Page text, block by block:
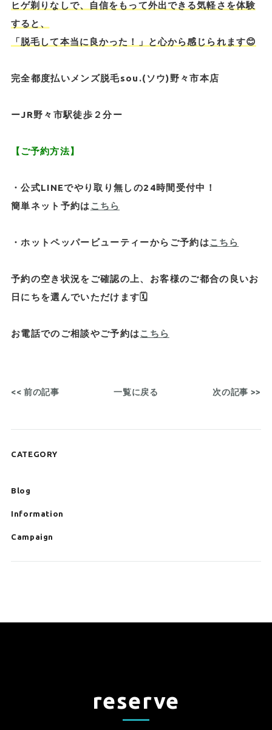
ヒゲ剃りなしで、自信をもって外出できる気軽さを体験
すると、
「脱毛して本当に良かった！」と心から感じられます😊
完全都度払いメンズ脱毛sou.(ソウ)野々市本店
ーJR野々市駅徒歩２分ー
【ご予約方法】
・公式LINEでやり取り無しの24時間受付中！
簡単ネット予約はこちら
・ホットペッパービューティーからご予約はこちら
予約の空き状況をご確認の上、お客様のご都合の良いお
日にちを選んでいただけます🗓️
お電話でのご相談やご予約はこちら
<< 前の記事 一覧に戻る 次の記事 >>
CATEGORY
Blog
Information
Campaign
reserve